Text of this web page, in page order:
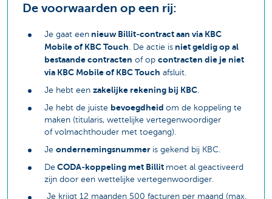
De voorwaarden op een rij:
Je gaat een nieuw Billit‑contract aan via KBC
Mobile of KBC Touch. De actie is niet geldig op al
bestaande contracten of op contracten die je niet
via KBC Mobile of KBC Touch afsluit.
Je hebt een zakelijke rekening bij KBC.
Je hebt de juiste bevoegdheid om de koppeling te
maken (titularis, wettelijke vertegenwoordiger
of volmachthouder met toegang).
Je ondernemingsnummer is gekend bij KBC.
De CODA‑koppeling met Billit moet al geactiveerd
zijn door een wettelijke vertegenwoordiger.
Je krijgt 12 maanden 500 facturen per maand (max.